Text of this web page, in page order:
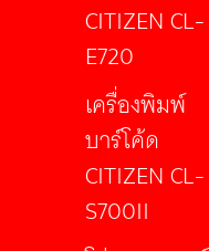
CITIZEN CL-
E720
เครื่องพิมพ์
บาร์โค้ด
CITIZEN CL-
S700II